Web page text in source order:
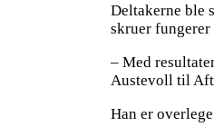
Deltakerne ble
skruer fungerer
– Med
Austevoll til
Han er